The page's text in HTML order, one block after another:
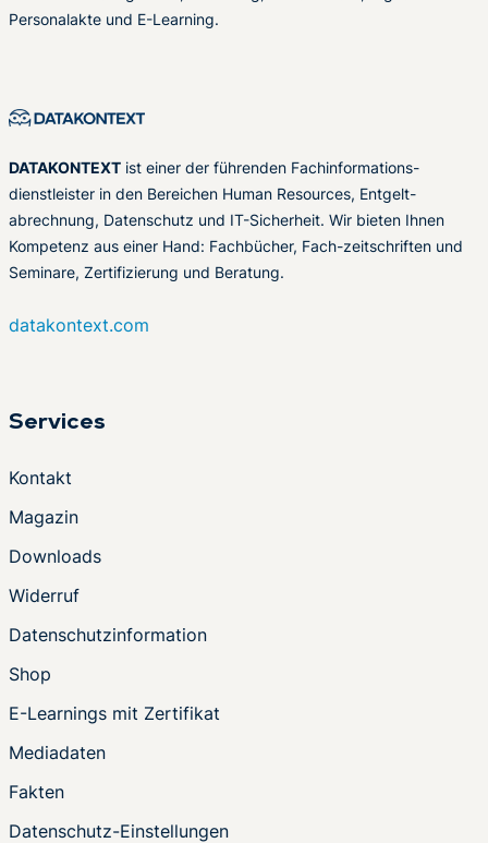
Personalakte und E-Learning.
DATAKONTEXT ist einer der führenden Fachinformations-
dienstleister in den Bereichen Human Resources, Entgelt-
abrechnung, Datenschutz und IT-Sicherheit. Wir bieten Ihnen
Kompetenz aus einer Hand: Fachbücher, Fach-zeitschriften und
Seminare, Zertifizierung und Beratung.
datakontext.com
Services
Kontakt
Magazin
Downloads
Widerruf
Datenschutzinformation
Shop
E-Learnings mit Zertifikat
Mediadaten
Fakten
Datenschutz-Einstellungen